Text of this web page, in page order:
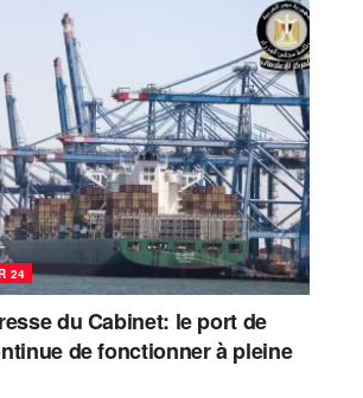
24
du Cabinet: le port de
de fonctionner à pleine